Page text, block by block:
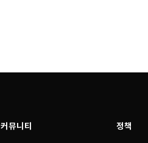
커뮤니티 정책